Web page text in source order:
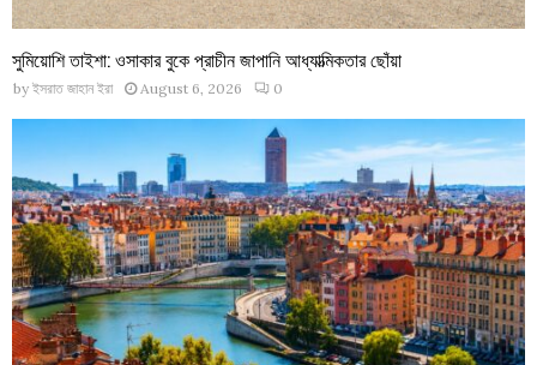
সুমিয়োশি তাইশা: ওসাকার বুকে প্রাচীন জাপানি আধ্যাত্মিকতার ছোঁয়া
by ইসরাত জাহান ইরা August 6, 2026 0